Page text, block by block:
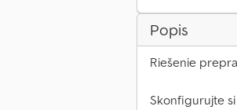
Popis
Riešenie
Skonfigurujte